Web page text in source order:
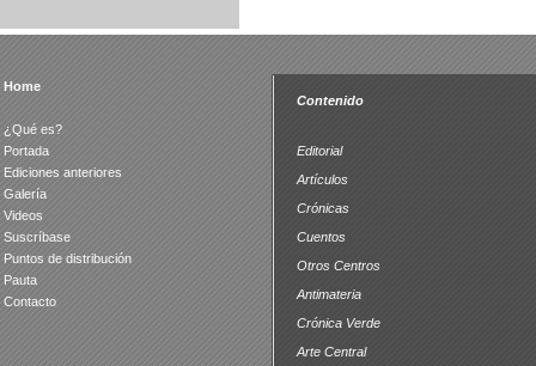
Home
¿Qué es?
Portada
Ediciones anteriores
Galería
Videos
Suscríbase
Puntos de distribución
Pauta
Contacto
Contenido
Editorial
Artículos
Crónicas
Cuentos
Otros Centros
Antimateria
Crónica Verde
Arte Central